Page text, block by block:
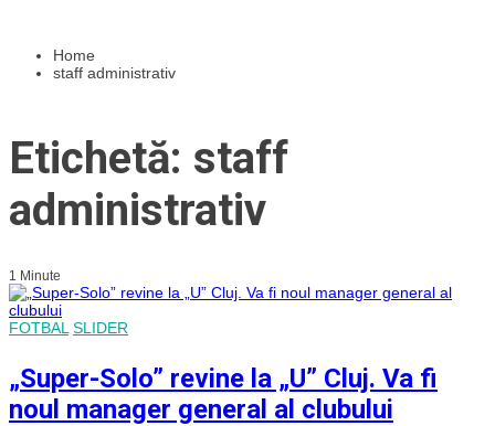
Home
staff administrativ
Etichetă: staff
administrativ
1 Minute
FOTBAL SLIDER
„Super-Solo” revine la „U” Cluj. Va fi
noul manager general al clubului